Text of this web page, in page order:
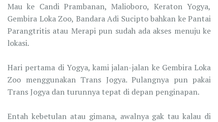
Mau ke Candi Prambanan, Malioboro, Keraton Yogya,
Gembira Loka Zoo, Bandara Adi Sucipto bahkan ke Pantai
Parangtritis atau Merapi pun sudah ada akses menuju ke
lokasi.
Hari pertama di Yogya, kami jalan-jalan ke Gembira Loka
Zoo menggunakan Trans Jogya. Pulangnya pun pakai
Trans Jogya dan turunnya tepat di depan penginapan.
Entah kebetulan atau gimana, awalnya gak tau kalau di